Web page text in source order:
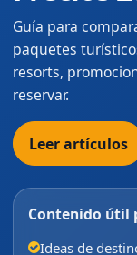
Guía para
paquetes
resorts,
reservar.
Leer artículos
Contenido útil
Ideas de